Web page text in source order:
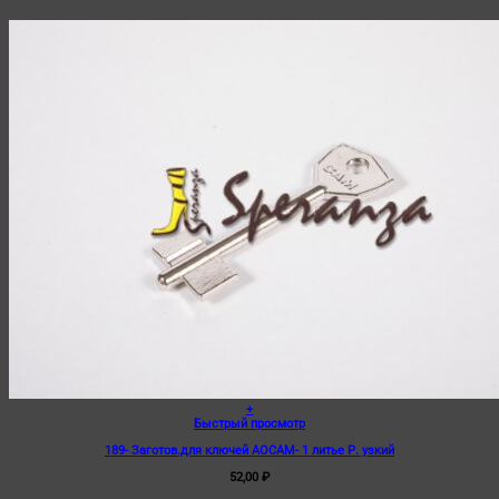
+
Быстрый просмотр
189- Заготов.для ключей АОСАМ- 1 литье Р. узкий
52,00 ₽